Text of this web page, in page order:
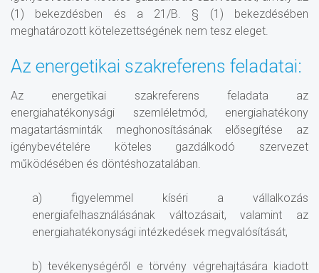
(1) bekezdésben és a 21/B. § (1) bekezdésében
meghatározott kötelezettségének nem tesz eleget.
Az energetikai szakreferens feladatai:
Az energetikai szakreferens feladata az
energiahatékonysági szemléletmód, energiahatékony
magatartásminták meghonosításának elősegítése az
igénybevételére köteles gazdálkodó szervezet
működésében és döntéshozatalában.
a) figyelemmel kíséri a vállalkozás
energiafelhasználásának változásait, valamint az
energiahatékonysági intézkedések megvalósítását,
b) tevékenységéről e törvény végrehajtására kiadott